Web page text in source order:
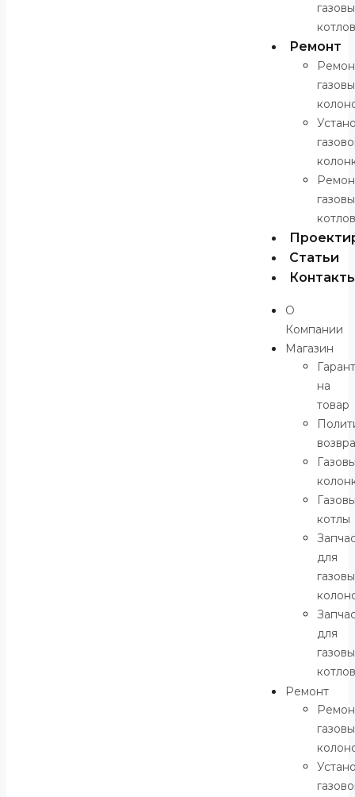
Ремонт
Статьи
О
Компании
Магазин
на
товар
котлы
для
для
Ремонт